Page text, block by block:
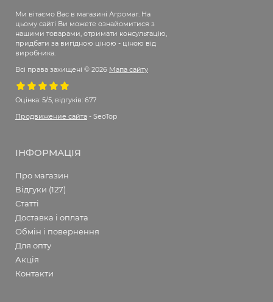
Ми вітаємо Вас в магазині Агромаг. На
цьому сайті Ви можете ознайомитися з
нашими товарами, отримати консультацію,
придбати за вигідною ціною - ціною від
виробника.
Всі права захищені © 2026 Мапа сайту
Оцінка: 5/5, відгуків: 677
Продвижение сайта - SeoTop
ІНФОРМАЦІЯ
Про магазин
Відгуки (127)
Статті
Доставка і оплата
Обмін і повернення
Для опту
Акція
Контакти